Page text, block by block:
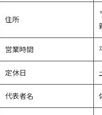
住所
営業時間
定休日
代表者名